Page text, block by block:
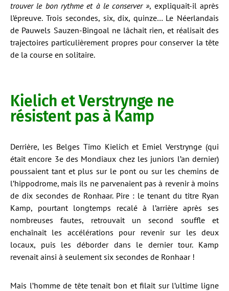
trouver le bon rythme et à le conserver », expliquait-il après
l’épreuve. Trois secondes, six, dix, quinze… Le Néerlandais
de Pauwels Sauzen-Bingoal ne lâchait rien, et réalisait des
trajectoires particulièrement propres pour conserver la tête
de la course en solitaire.
Kielich et Verstrynge ne
résistent pas à Kamp
Derrière, les Belges Timo Kielich et Emiel Verstrynge (qui
était encore 3e des Mondiaux chez les juniors l’an dernier)
poussaient tant et plus sur le pont ou sur les chemins de
l’hippodrome, mais ils ne parvenaient pas à revenir à moins
de dix secondes de Ronhaar. Pire : le tenant du titre Ryan
Kamp, pourtant longtemps recalé à l’arrière après ses
nombreuses fautes, retrouvait un second souffle et
enchaînait les accélérations pour revenir sur les deux
locaux, puis les déborder dans le dernier tour. Kamp
revenait ainsi à seulement six secondes de Ronhaar !
Mais l’homme de tête tenait bon et filait sur l’ultime ligne